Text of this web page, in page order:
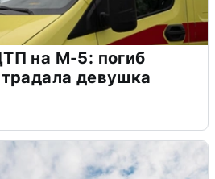
на М-5: погиб
девушка